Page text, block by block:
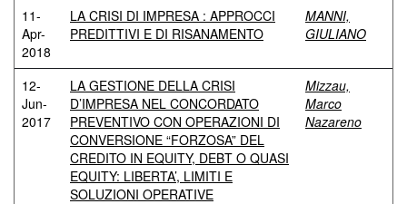
11-
Apr-
2018
LA CRISI DI IMPRESA : APPROCCI
PREDITTIVI E DI RISANAMENTO
MANNI,
GIULIANO
12-
Jun-
2017
LA GESTIONE DELLA CRISI
D’IMPRESA NEL CONCORDATO
PREVENTIVO CON OPERAZIONI DI
CONVERSIONE “FORZOSA” DEL
CREDITO IN EQUITY, DEBT O QUASI
EQUITY: LIBERTA’, LIMITI E
SOLUZIONI OPERATIVE
Mizzau,
Marco
Nazareno